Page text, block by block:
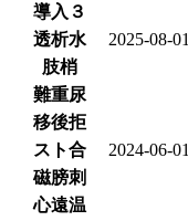
導入３
透析水
2025-08-01
肢梢
難重尿
移後拒
スト合
2024-06-01
磁膀刺
心遠温